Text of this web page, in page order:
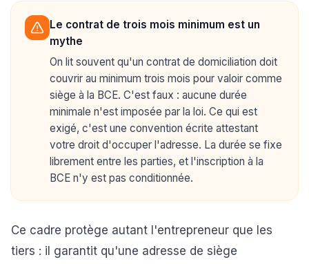
Le contrat de trois mois minimum est un
mythe
On lit souvent qu'un contrat de domiciliation doit
couvrir au minimum trois mois pour valoir comme
siège à la BCE. C'est faux : aucune durée
minimale n'est imposée par la loi. Ce qui est
exigé, c'est une convention écrite attestant
votre droit d'occuper l'adresse. La durée se fixe
librement entre les parties, et l'inscription à la
BCE n'y est pas conditionnée.
Ce cadre protège autant l'entrepreneur que les
tiers : il garantit qu'une adresse de siège